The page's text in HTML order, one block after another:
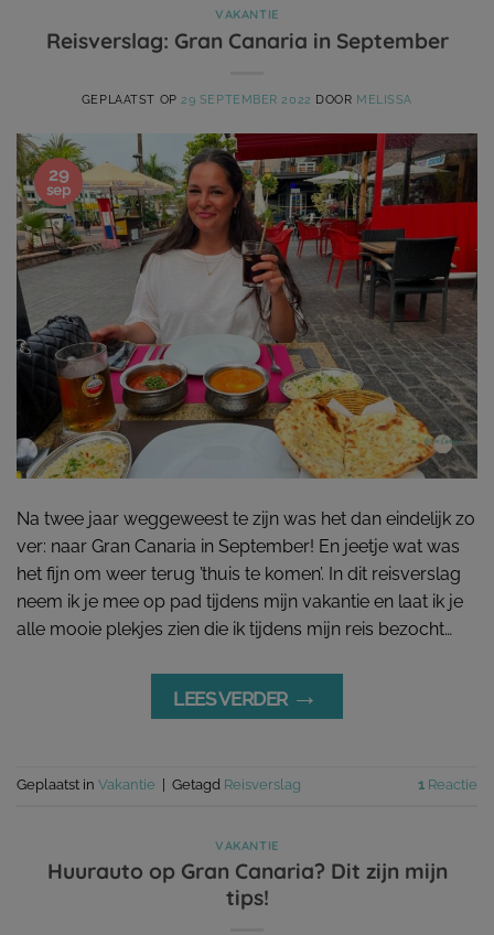
VAKANTIE
Reisverslag: Gran Canaria in September
GEPLAATST OP 29 SEPTEMBER 2022 DOOR MELISSA
29
sep
Na twee jaar weggeweest te zijn was het dan eindelijk zo
ver: naar Gran Canaria in September! En jeetje wat was
het fijn om weer terug ’thuis te komen’. In dit reisverslag
neem ik je mee op pad tijdens mijn vakantie en laat ik je
alle mooie plekjes zien die ik tijdens mijn reis bezocht…
LEES VERDER →
Geplaatst in Vakantie Getagd Reisverslag 1 Reactie
VAKANTIE
Huurauto op Gran Canaria? Dit zijn mijn
tips!